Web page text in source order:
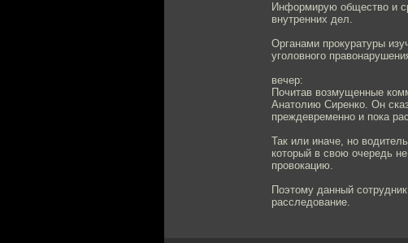
Информирую общество и
внутренних дел.
Органами прокуратуры
уголовного
вечер:
Почитав возмущенные
Анатолию Сиренко. Он
преждевременно и пока
Так или иначе, но
который в свою очередь
провокацию.
Поэтому данный
расследование.